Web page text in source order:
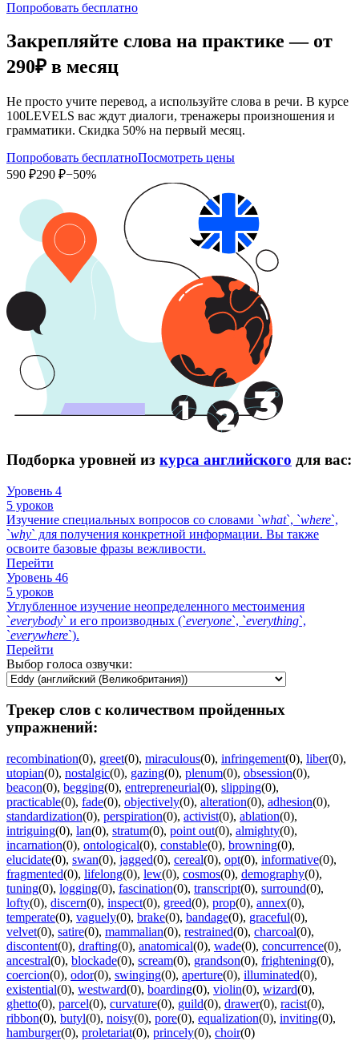
Попробовать бесплатно
Закрепляйте слова на практике — от
290₽ в месяц
Не просто учите перевод, а используйте слова в речи. В курсе
100LEVELS вас ждут диалоги, тренажеры произношения и
грамматики. Скидка 50% на первый месяц.
Попробовать бесплатноПосмотреть цены
590 ₽290 ₽−50%
Подборка уровней из курса английского для вас:
Уровень 4
5 уроков
Изучение специальных вопросов со словами `what`, `where`,
`why` для получения конкретной информации. Вы также
освоите базовые фразы вежливости.
Перейти
Уровень 46
5 уроков
Углубленное изучение неопределенного местоимения
`everybody` и его производных (`everyone`, `everything`,
`everywhere`).
Перейти
Выбор голоса озвучки:
Трекер слов с количеством пройденных
упражнений:
recombination(0), greet(0), miraculous(0), infringement(0), liber(0),
utopian(0), nostalgic(0), gazing(0), plenum(0), obsession(0),
beacon(0), begging(0), entrepreneurial(0), slipping(0),
practicable(0), fade(0), objectively(0), alteration(0), adhesion(0),
standardization(0), perspiration(0), activist(0), ablation(0),
intriguing(0), lan(0), stratum(0), point out(0), almighty(0),
incarnation(0), ontological(0), constable(0), browning(0),
elucidate(0), swan(0), jagged(0), cereal(0), opt(0), informative(0),
fragmented(0), lifelong(0), lew(0), cosmos(0), demography(0),
tuning(0), logging(0), fascination(0), transcript(0), surround(0),
lofty(0), discern(0), inspect(0), greed(0), prop(0), annex(0),
temperate(0), vaguely(0), brake(0), bandage(0), graceful(0),
velvet(0), satire(0), mammalian(0), restrained(0), charcoal(0),
discontent(0), drafting(0), anatomical(0), wade(0), concurrence(0),
ancestral(0), blockade(0), scream(0), grandson(0), frightening(0),
coercion(0), odor(0), swinging(0), aperture(0), illuminated(0),
existential(0), westward(0), boarding(0), violin(0), wizard(0),
ghetto(0), parcel(0), curvature(0), guild(0), drawer(0), racist(0),
ribbon(0), butyl(0), noisy(0), pore(0), equalization(0), inviting(0),
hamburger(0), proletariat(0), princely(0), choir(0)